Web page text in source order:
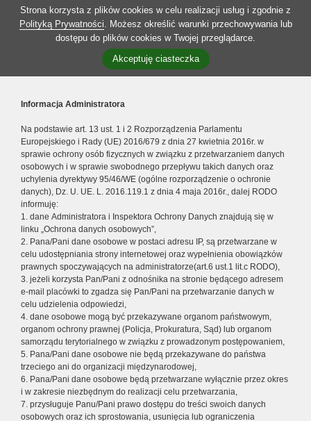
Strona korzysta z plików cookies w celu realizacji usług i zgodnie z
Polityką Prywatności. Możesz określić warunki przechowywania lub
dostępu do plików cookies w Twojej przeglądarce.
Akceptuję ciasteczka
Informacja Administratora
Na podstawie art. 13 ust. 1 i 2 Rozporządzenia Parlamentu
Europejskiego i Rady (UE) 2016/679 z dnia 27 kwietnia 2016r. w
sprawie ochrony osób fizycznych w związku z przetwarzaniem danych
osobowych i w sprawie swobodnego przepływu takich danych oraz
uchylenia dyrektywy 95/46/WE (ogólne rozporządzenie o ochronie
danych), Dz. U. UE. L. 2016.119.1 z dnia 4 maja 2016r., dalej RODO
informuję:
1. dane Administratora i Inspektora Ochrony Danych znajdują się w
linku „Ochrona danych osobowych”,
2. Pana/Pani dane osobowe w postaci adresu IP, są przetwarzane w
celu udostępniania strony internetowej oraz wypełnienia obowiązków
prawnych spoczywających na administratorze(art.6 ust.1 lit.c RODO),
3. jeżeli korzysta Pan/Pani z odnośnika na stronie będącego adresem
e-mail placówki to zgadza się Pan/Pani na przetwarzanie danych w
celu udzielenia odpowiedzi,
4. dane osobowe mogą być przekazywane organom państwowym,
organom ochrony prawnej (Policja, Prokuratura, Sąd) lub organom
samorządu terytorialnego w związku z prowadzonym postępowaniem,
5. Pana/Pani dane osobowe nie będą przekazywane do państwa
trzeciego ani do organizacji międzynarodowej,
6. Pana/Pani dane osobowe będą przetwarzane wyłącznie przez okres
i w zakresie niezbędnym do realizacji celu przetwarzania,
7. przysługuje Panu/Pani prawo dostępu do treści swoich danych
osobowych oraz ich sprostowania, usunięcia lub ograniczenia